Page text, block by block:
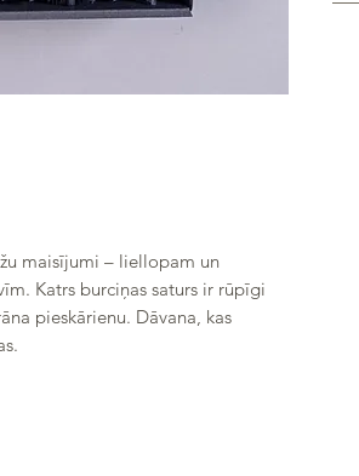
maisījumi – liellopam un
Katrs burciņas saturs ir rūpīgi
pieskārienu. Dāvana, kas